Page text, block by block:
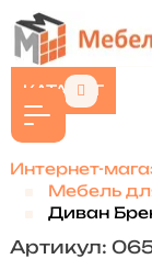
КАТАЛОГ
Интернет-
Мебель
Диван
Артикул: